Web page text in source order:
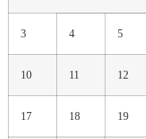
3 4 5
10 11 12
17 18 19